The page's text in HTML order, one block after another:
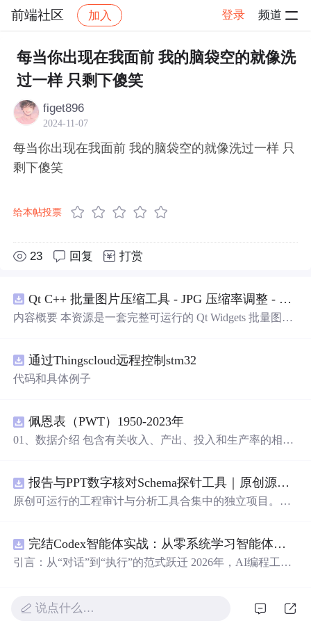
前端社区 加入 登录 频道
社区 前端社区 感慨 帖子详情
每当你出现在我面前 我的脑袋空的就像洗
过一样 只剩下傻笑
figet896
2024-11-07
每当你出现在我面前 我的脑袋空的就像洗过一样 只
剩下傻笑
给本帖投票
23 回复 打赏
Qt C++ 批量图片压缩工具 - JPG 压缩率调整 - 批量修改分辨率 - 本地图片批处理（源码）
内容概要 本资源是一套完整可运行的 Qt Widgets 批量图片
张图片、直接读取整个文件夹内所有 JPG/PNG 图像，可自
定义输出图片分辨率、调节 JPG0~100 区间压缩质量，自
观展示压缩效果。 适用人群 Qt/C++ 零基础初学者，学习
QImage 图像绘图、文件目录遍历、UI 交互开发； 需要本
地批量处理图片的办公、设计、自媒体从业者； 想要学习
习者。 使用场景 自媒体批量压缩配图，降低图片体积节省
上传流量； 摄影、设计批量统一图片尺寸，批量轻量化相
册图片； 程序开发学习：QFileDialog 文件选择、QDir 文
环界面防卡顿、文件大小格式化转换全套 Qt 图像开发实战
案例。 工具核心功能清单 双模式导入图片：手动多选单张
图片 / 一键读取整个文件夹全部图片； 自定义输出宽高分
小； 自定义输出保存目录，批量生成压缩后的图片文件；
通过Thingscloud远程控制stm32
代码和具体例子
佩恩表（PWT）1950-2023年
01、数据介绍 包含有关收入、产出、投入和生产率的相对
翻译使用说明，英文原版使用说明。 数据名称：佩恩表
（PWT） 数据年份：1950-2023年
报告与PPT数字核对Schema探针工具｜原创源码+测试+离线报告
原创可运行的工程审计与分析工具合集中的独立项目。每
VG 报告、1080×720 运行效果图、README、运行说明、
MIT License 与原创授权声明。零第三方运行依赖，不包含
教学演示与二次开发。运行方法：Node.js 18+ 下执行 npm
test 与 npm run report，或启动静态服务器打开 index.html。
完结Codex智能体实战：从零系统学习智能体应用
引言：从“对话”到“执行”的范式跃迁 2026年，AI编程工具
运行——AI是“顾问”，而我们是“执行者”。如今，以Open
说点什么…